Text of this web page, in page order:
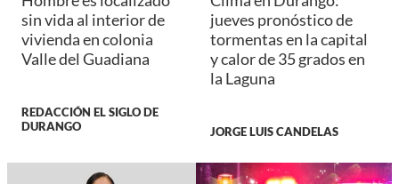
sin vida al interior de
vivienda en colonia
Valle del Guadiana
REDACCIÓN EL SIGLO DE
DURANGO
jueves pronóstico de
tormentas en la capital
y calor de 35 grados en
la Laguna
JORGE LUIS CANDELAS